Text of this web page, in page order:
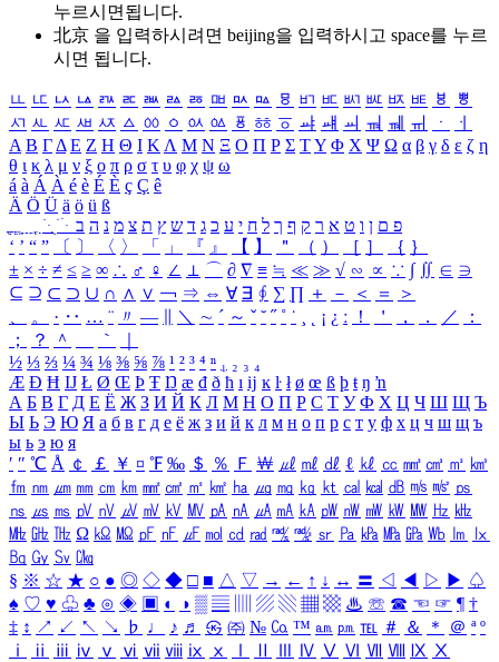
누르시면됩니다.
北京 을 입력하시려면 beijing을 입력하시고 space를 누르
시면 됩니다.
ㅥ ㅦ ㅧ ㅨ ㅩ ㅪ ㅫ ㅬ ㅭ ㅮ ㅯ ㅰ ㅱ ㅲ ㅳ ㅴ ㅵ ㅶ ㅷ ㅸ
ㅹ
ㅺ ㅻ ㅼ ㅽ ㅾ ㅿ ㆀ ㆁ ㆂ ㆃ ㆄ ㆅ ㆆ ㆇ ㆈ ㆉ ㆊ ㆋ ㆌ ㆍ
ㆎ
Α Β ΓΔ Ε Ζ Η Θ Ι ΚΛ Μ Ν Ξ Ο Π Ρ Σ ΤΥ Φ Χ Ψ Ω α β γ δ ε ζ η
θ ι κ λ μ ν ξ ο π ρ σ τ υ φ χ ψ ω
á à Á À é è É È ç Ç ê
Ä Ö Ü ä ö ü ß
ִֶֹ ֻּ ׁׂ פ ם ן ו ט א ר ק ף ך ל ח י ע כ ג ד ש ץ ת צ מ נ ה ב
‘ ’ “ ” 〔 〕 〈 〉 「 」 『 』 【 】 ＂ （ ） ［ ］ ｛ ｝
± × ÷ ≠ ≤ ≥ ∞ ∴ ♂ ♀ ∠ ⊥ ⌒ ∂ ∇ ≡ ≒ ≪ ≫ √ ∽ ∝ ∵ ∫ ∬ ∈ ∋
⊆ ⊇ ⊂ ⊃ ∪ ∩ ∧ ∨ ￢ ⇒ ⇔ ∀ ∃ ∮ ∑ ∏ ＋ － ＜ ＝
＞
、
。 · ‥ … ¨ 〃 ― ＼ ∼ ´ ～ ˇ ˘ ˝ ˚ ˙ ¸ ¡ ¿ ː ！ ＇ ， ． ／
：
；
？ ＾ ｀
½ ⅓ ⅔ ¼ ¾ ⅛ ⅜ ⅝ ⅞ ¹ ² ³ ⁴ ⁿ ₁ ₂ ₃ ₄
Æ Ð Ħ Ĳ Ł Ø Œ Þ Ŧ Ŋ æ đ ð ħ ı ĳ ĸ ŀ ł ø œ ß þ ŧ ŋ ŉ
А Б В Г Д Е Ё Ж З И Й К Л М Н О П Р С Т У Ф Х Ц Ч Ш Щ Ъ
Ы Ь Э Ю Я а б в г д е ё ж з и й к л м н о п р с т у ф х ц ч ш щ ъ
ы ь э ю я
′ ″ ℃ Å ￠ ￡ ￥ ¤ ℉ ‰ ＄ ％ Ｆ ￦ ㎕ ㎖ ㎗ ℓ ㎘ ㏄ ㎣ ㎤ ㎥ ㎦
㎙ ㎚ ㎛ ㎜ ㎝ ㎞ ㎟ ㎠ ㎡ ㎢ ㏊ ㎍ ㎎ ㎏ ㏏ ㎈ ㎉ ㏈ ㎧ ㎨ ㎰
㎱ ㎲ ㎳ ㎴ ㎵ ㎶ ㎷ ㎸ ㎹ ㎀ ㎁ ㎂ ㎃ ㎄ ㎺ ㎻ ㎽ ㎾ ㎿ ㎐ ㎑
㎒ ㎓ ㎔ Ω ㏀ ㏁ ㎊ ㎋ ㎌ ㏖ ㏅ ㎭ ㎮ ㎯ ㏛ ㎩ ㎪ ㎫ ㎬ ㏝ ㏐
㏓
㏃ ㏉ ㏜ ㏆
§ ※ ☆ ★ ○ ● ◎ ◇ ◆ □ ■ △ ▽ → ← ↑ ↓ ↔ 〓 ◁ ◀ ▷ ▶ ♤
♠ ♡ ♥ ♧ ♣ ⊙ ◈ ▣ ◐ ◑ ▒ ▤ ▨ ▧ ▦ ▩ ♨ ☏ ☎ ☜ ☞ ¶ †
‡ ↕ ↗ ↙ ↖ ↘ ♭ ♩ ♪ ♬ ㉿ ㈜ № ㏇ ™ ㏂ ㏘ ℡ ＃ ＆ ＊ ＠ ª º
ⅰ
ⅱ ⅲ ⅳ ⅴ ⅵ ⅶ ⅷ ⅸ ⅹ Ⅳ Ⅴ Ⅵ Ⅶ Ⅷ Ⅸ Ⅹ